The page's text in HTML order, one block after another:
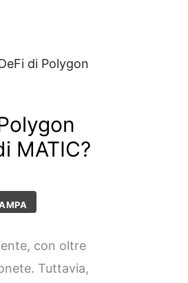
di Polygon
MATIC?
con oltre
Tuttavia,